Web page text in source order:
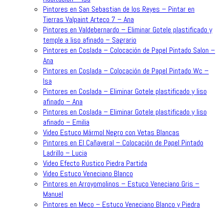
Pintores en San Sebastian de los Reyes – Pintar en
Tierras Valpaint Arteco 7 – Ana
Pintores en Valdebernardo – Eliminar Gotele plastificado y
temple a liso afinado – Sagrario
Pintores en Coslada – Colocación de Papel Pintado Salon –
Ana
Pintores en Coslada – Colocación de Papel Pintado Wc –
Isa
Pintores en Coslada – Eliminar Gotele plastificado y liso
afinado – Ana
Pintores en Coslada – Eliminar Gotele plastificado y liso
afinado – Emilia
Video Estuco Mármol Negro con Vetas Blancas
Pintores en El Cañaveral – Colocación de Papel Pintado
Ladrillo – Lucia
Video Efecto Rustico Piedra Partida
Video Estuco Veneciano Blanco
Pintores en Arroyomolinos – Estuco Veneciano Gris –
Manuel
Pintores en Meco – Estuco Veneciano Blanco y Piedra